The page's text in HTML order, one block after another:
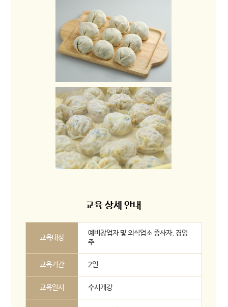
교육 상세 안내
교육대상
예비창업자 및 외식업소 종사자, 경영
주
교육기간 2일
교육일시 수시개강